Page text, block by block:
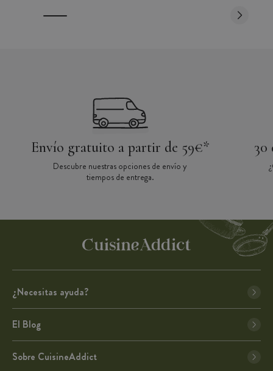
Envío gratuito a partir de 59€*
Descubre nuestras opciones de envío y
tiempos de entrega.
30
¿Necesitas ayuda?
El Blog
Sobre CuisineAddict